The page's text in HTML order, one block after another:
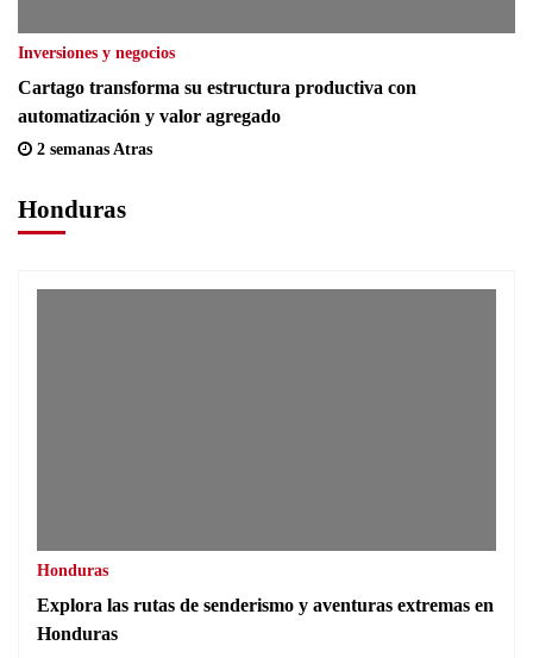
Inversiones y negocios
Cartago transforma su estructura productiva con
automatización y valor agregado
2 semanas Atras
Honduras
Honduras
Explora las rutas de senderismo y aventuras extremas en
Honduras